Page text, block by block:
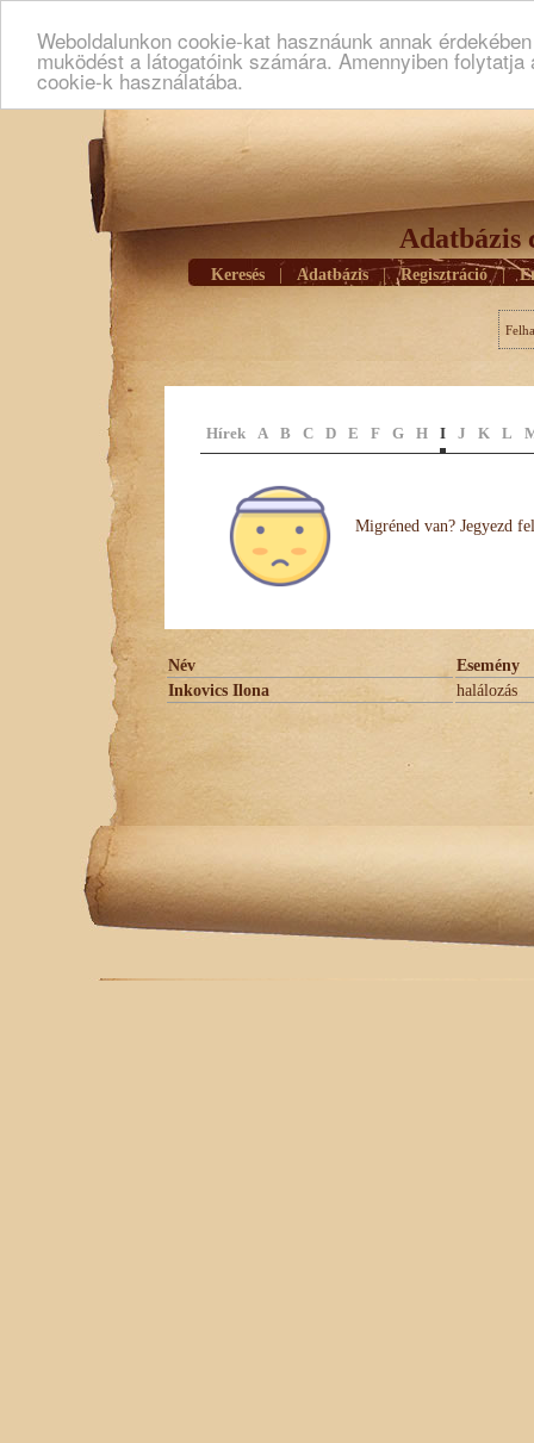
Weboldalunkon cookie-kat hasznáunk annak
muködést a látogatóink számára. Amennyiben
cookie-k használatába.
Adatbázis
Keresés Adatbázis | Regisztráció |
Hírek A B C D E F G H I J K L
Migréned van? Jegyezd
Név
Esemény
Inkovics Ilona
halálozás